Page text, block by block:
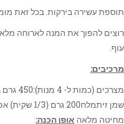
תוספת עשירה בירקות. בכל זאת
עוף.
מרכיבים:
מחיטה מלאה אופן הכנה: